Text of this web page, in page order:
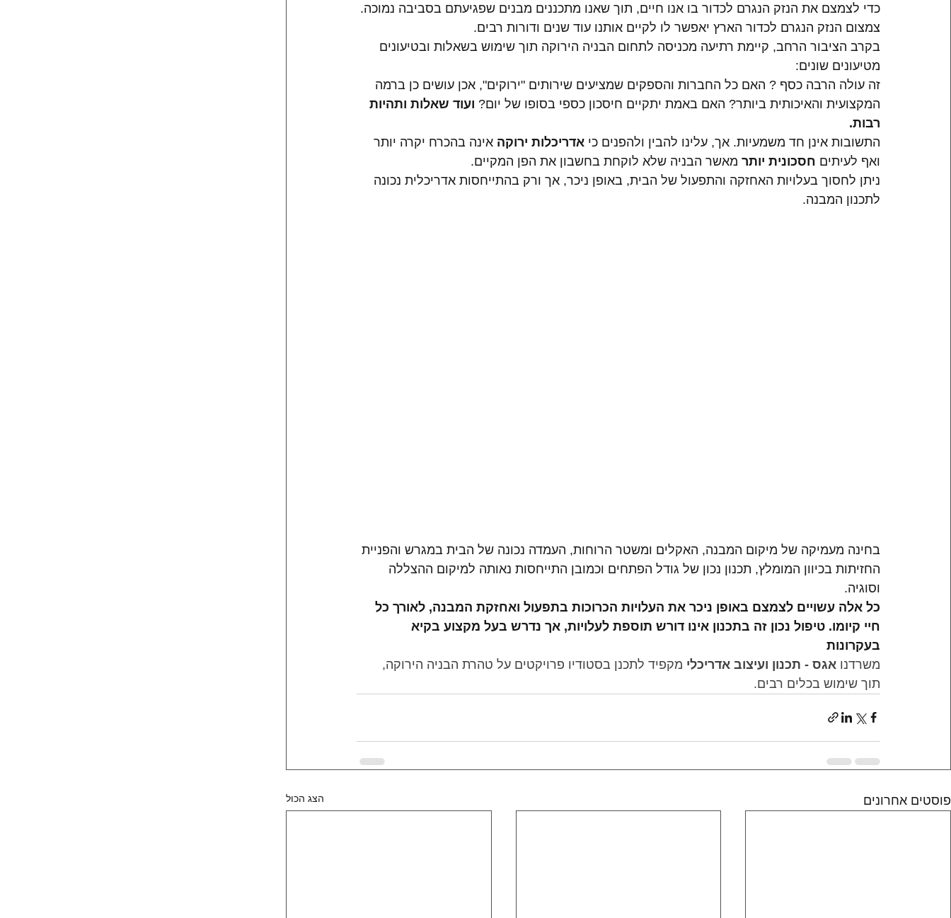
כדי לצמצם את הנזק הנגרם לכדור בו אנו חיים, תוך שאנו מתכננים מבנים שפגיעתם בסביבה נמוכה.
צמצום הנזק הנגרם לכדור הארץ יאפשר לו לקיים אותנו עוד שנים ודורות רבים.
בקרב הציבור הרחב, קיימת רתיעה מכניסה לתחום הבניה הירוקה תוך שימוש בשאלות ובטיעונים
מטיעונים שונים:
זה עולה הרבה כסף ? האם כל החברות והספקים שמציעים שירותים "ירוקים", אכן עושים כן ברמה
המקצועית והאיכותית ביותר? האם באמת יתקיים חיסכון כספי בסופו של יום? ועוד שאלות ותהיות
רבות.
התשובות אינן חד משמעיות. אך, עלינו להבין ולהפנים כי אדריכלות ירוקה אינה בהכרח יקרה יותר
ואף לעיתים חסכונית יותר מאשר הבניה שלא לוקחת בחשבון את הפן המקיים.
ניתן לחסוך בעלויות האחזקה והתפעול של הבית, באופן ניכר, אך ורק בהתייחסות אדריכלית נכונה
לתכנון המבנה.
בחינה מעמיקה של מיקום המבנה, האקלים ומשטר הרוחות, העמדה נכונה של הבית במגרש והפניית
החזיתות בכיוון המומלץ, תכנון נכון של גודל הפתחים וכמובן התייחסות נאותה למיקום ההצללה
וסוגיה.
כל אלה עשויים לצמצם באופן ניכר את העלויות הכרוכות בתפעול ואחזקת המבנה, לאורך כל
חיי קיומו. טיפול נכון זה בתכנון אינו דורש תוספת לעלויות, אך נדרש בעל מקצוע בקיא
בעקרונות
משרדנו אגס - תכנון ועיצוב אדריכלי מקפיד לתכנן בסטודיו פרויקטים על טהרת הבניה הירוקה,
תוך שימוש בכלים רבים.
פוסטים אחרונים הצג הכול